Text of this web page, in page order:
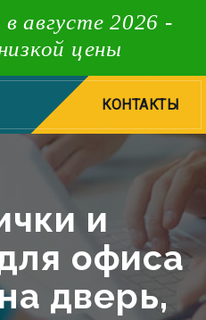
августе 2026 -
цены
КОНТАКТЫ
и
офиса
дверь,